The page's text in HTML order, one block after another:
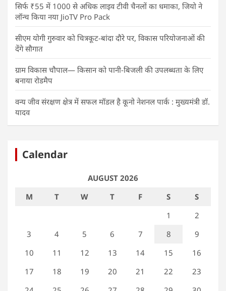
सिर्फ ₹55 में 1000 से अधिक लाइव टीवी चैनलों का धमाका, जियो ने
लॉन्च किया नया JioTV Pro Pack
सीएम योगी गुरुवार को चित्रकूट-बांदा दौरे पर, विकास परियोजनाओं की
देंगे सौगात
ग्राम विकास चौपाल— किसान को पानी-बिजली की उपलब्धता के लिए
बनाया रोडमैप
वन्य जीव संरक्षण क्षेत्र में सफल मॉडल है कूनो नेशनल पार्क : मुख्यमंत्री डॉ.
यादव
Calendar
AUGUST 2026
M
T W T F S
S
1
2
3
4 5 6 7 8
9
10
11 12 13 14 15
16
17
18 19 20 21 22
23